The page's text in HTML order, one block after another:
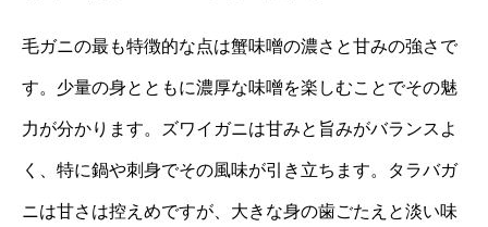
毛ガニの最も特徴的な点は蟹味噌の濃さと甘みの強さで
す。少量の身とともに濃厚な味噌を楽しむことでその魅
力が分かります。ズワイガニは甘みと旨みがバランスよ
く、特に鍋や刺身でその風味が引き立ちます。タラバガ
ニは甘さは控えめですが、大きな身の歯ごたえと淡い味